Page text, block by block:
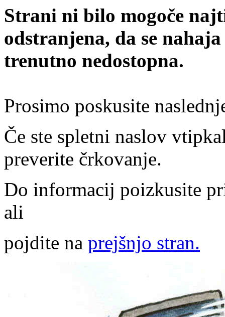
Strani ni bilo mogoče
odstranjena, da se
trenutno nedostopna.
Prosimo poskusite
Če ste spletni naslov
preverite črkovanje.
Do informacij poizkusite
ali
pojdite na prejšnjo stran.